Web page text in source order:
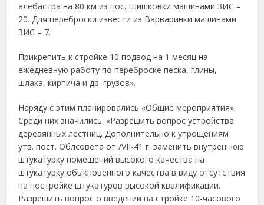
алебастра на 80 км из пос. Шишковки машинами ЗИС –
20. Для переброски извести из Варваринки машинами
ЗИС – 7.
Прикрепить к стройке 10 подвод на 1 месяц на
ежедневную работу по переброске песка, глины,
шлака, кирпича и др. грузов».
Наряду с этим планировались «Общие мероприятия».
Среди них значились: «Разрешить вопрос устройства
деревянных лестниц. Дополнительно к упрощениям
утв. пост. Облсовета от /VII-41 г. заменить внутреннюю
штукатурку помещений высокого качества на
штукатурку обыкновенного качества в виду отсутствия
на постройке штукатуров высокой квалификации.
Разрешить вопрос о введении на стройке 10-часового